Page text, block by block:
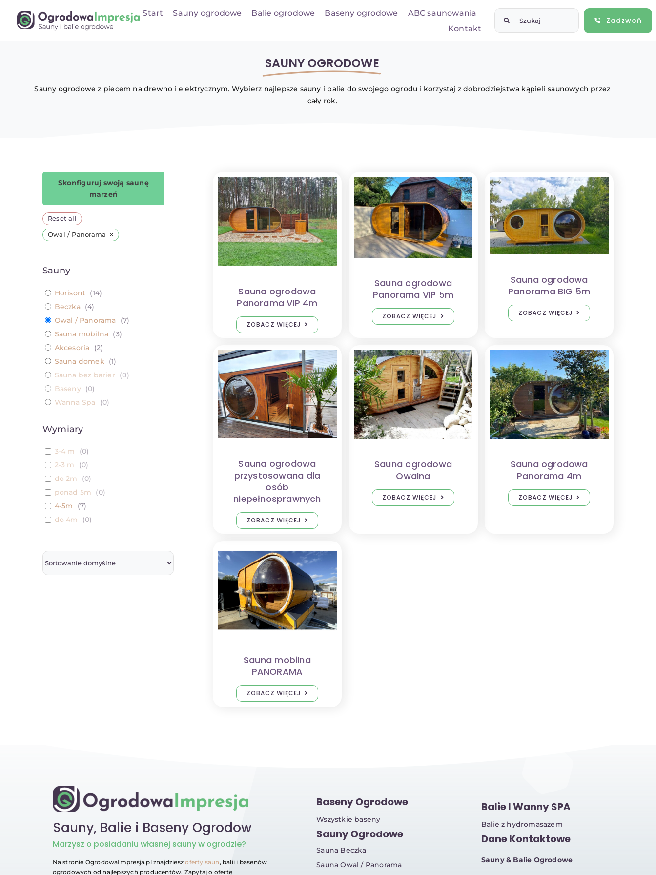
zawartości
Start Sauny ogrodowe Balie ogrodowe Baseny ogrodowe
ABC saunowania
Kontakt
Szukaj
Zadzwoń
SAUNY OGRODOWE
Sauny ogrodowe z piecem na drewno i elektrycznym. Wybierz najlepsze sauny i balie do swojego ogrodu i korzystaj z dobrodziejstwa kąpieli saunowych przez
cały rok.
Sauna ogrodowa
Panorama VIP 4m
ZOBACZ WIĘCEJ
Sauna ogrodowa
Panorama VIP 5m
ZOBACZ WIĘCEJ
Sauna ogrodowa
Panorama BIG 5m
ZOBACZ WIĘCEJ
Sauna ogrodowa
przystosowana dla
osób
niepełnosprawnych
ZOBACZ WIĘCEJ
Sauna ogrodowa
Owalna
ZOBACZ WIĘCEJ
Sauna ogrodowa
Panorama 4m
ZOBACZ WIĘCEJ
Sauna mobilna
PANORAMA
ZOBACZ WIĘCEJ
Skonfiguruj swoją saunę
marzeń
Reset all
Owal / Panorama ×
Sauny
Horisont (14)
Beczka
(4)
Owal / Panorama
(7)
Sauna mobilna
(3)
Akcesoria
(2)
Sauna domek
(1)
Sauna bez barier
(0)
Baseny (0)
Wanna Spa
(0)
Wymiary
3-4 m (0)
2-3 m
(0)
do 2m
(0)
ponad 5m
(0)
4-5m
(7)
do 4m
(0)
Sauny, Balie i Baseny Ogrodow
Marzysz o posiadaniu własnej sauny w ogrodzie?
Na stronie OgrodowaImpresja.pl znajdzieszoferty saun, balii i basenów
ogrodowych od najlepszych producentów. Zapytaj o ofertę
Baseny Ogrodowe
Wszystkie baseny
Sauny Ogrodowe
Sauna Beczka
Sauna Owal / Panorama
Balie I Wanny SPA
Balie z hydromasażem
Dane Kontaktowe
Sauny & Balie Ogrodowe